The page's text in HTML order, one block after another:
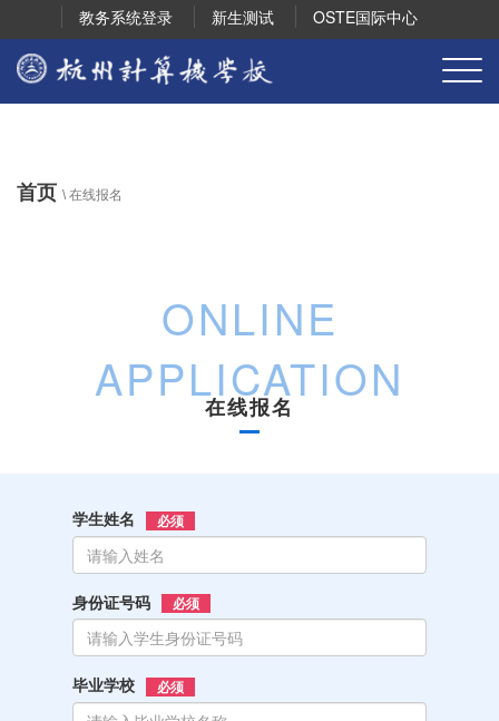
教务系统登录 新生测试 OSTE国际中心
首页 \ 在线报名
ONLINE
APPLICATION
在线报名
学生姓名 必须
身份证号码 必须
毕业学校 必须